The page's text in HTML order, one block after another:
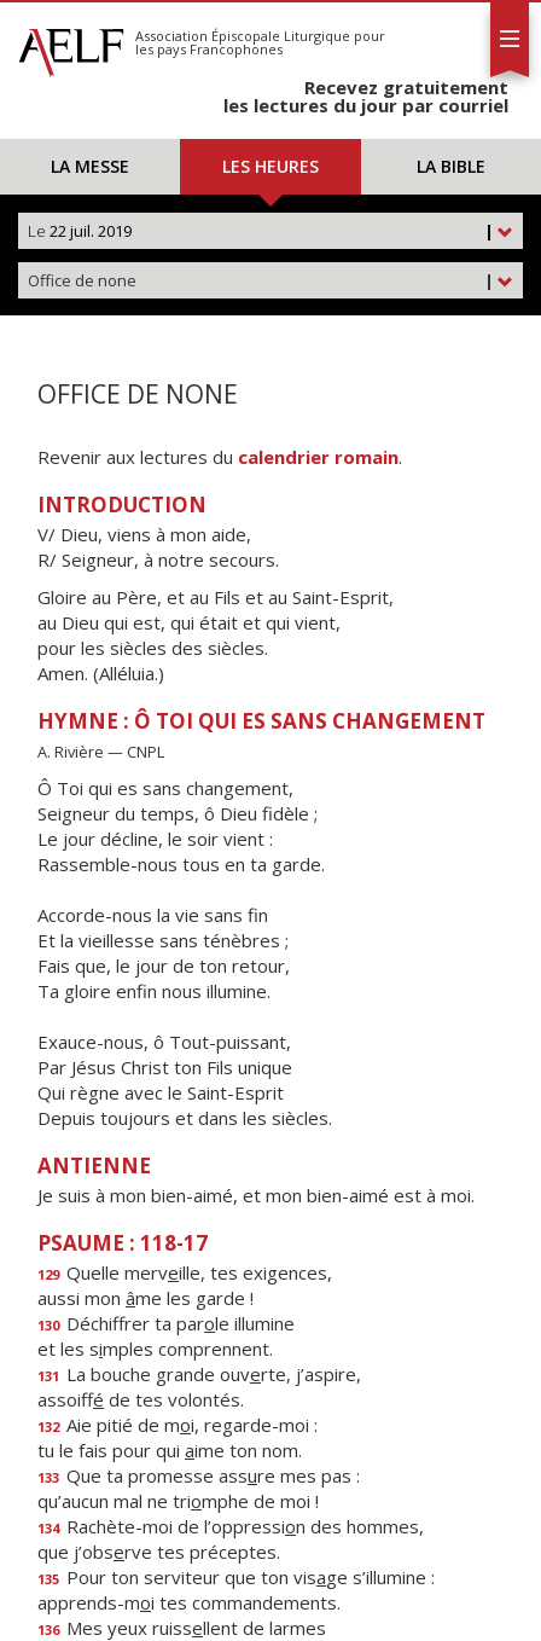
S'abonner
Calendrier
Association Épiscopale Liturgique pour
les pays Francophones
Recevez gratuitement
les lectures du jour par courriel
LA MESSE LES HEURES LA BIBLE
|
Le 22 juil. 2019
|
Office de none
OFFICE DE NONE
Revenir aux lectures du calendrier romain.
INTRODUCTION
V/ Dieu, viens à mon aide,
R/ Seigneur, à notre secours.
Gloire au Père, et au Fils et au Saint-Esprit,
au Dieu qui est, qui était et qui vient,
pour les siècles des siècles.
Amen. (Alléluia.)
HYMNE : Ô TOI QUI ES SANS CHANGEMENT
A. Rivière — CNPL
Ô Toi qui es sans changement,
Seigneur du temps, ô Dieu fidèle ;
Le jour décline, le soir vient :
Rassemble-nous tous en ta garde.
Accorde-nous la vie sans fin
Et la vieillesse sans ténèbres ;
Fais que, le jour de ton retour,
Ta gloire enfin nous illumine.
Exauce-nous, ô Tout-puissant,
Par Jésus Christ ton Fils unique
Qui règne avec le Saint-Esprit
Depuis toujours et dans les siècles.
ANTIENNE
Je suis à mon bien-aimé, et mon bien-aimé est à moi.
PSAUME : 118-17
129 Quelle merveille, tes exigences,
aussi mon âme les garde !
130 Déchiffrer ta parole illumine
et les simples comprennent.
131 La bouche grande ouverte, j’aspire,
assoiffé de tes volontés.
132 Aie pitié de moi, regarde-moi :
tu le fais pour qui aime ton nom.
133 Que ta promesse assure mes pas :
qu’aucun mal ne triomphe de moi !
134 Rachète-moi de l’oppression des hommes,
que j’observe tes préceptes.
135 Pour ton serviteur que ton visage s’illumine :
apprends-moi tes commandements.
136 Mes yeux ruissellent de larmes